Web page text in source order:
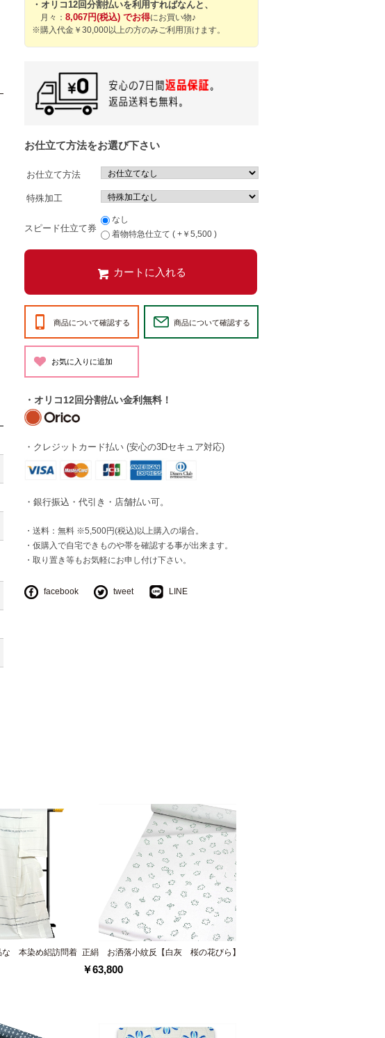
・オリコ12回分割払いを利用すればなんと、
月々：8,067円(税込) でお得にお買い物♪
※購入代金￥30,000以上の方のみご利用頂けます。
お仕立て方法をお選び下さい
お仕立て方法
特殊加工
スピード仕立て券
なし
着物特急仕立て ( +￥5,500 )
商品について確認する 商品について確認する
・オリコ12回分割払い金利無料！
・クレジットカード払い (安心の3Dセキュア対応)
・銀行振込・代引き・店舗払い可。
・送料：無料 ※5,500円(税込)以上購入の場合。
・仮購入で自宅できものや帯を確認する事が出来ます。
・取り置き等もお気軽にお申し付け下さい。
facebook tweet LINE
な 本染め絽訪問着 正絹 お洒落小紋反【白灰 桜の花びら】
￥63,800